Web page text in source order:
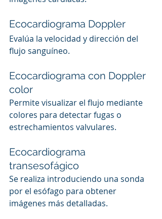
Ecocardiograma Doppler
Evalúa la velocidad y dirección del
flujo sanguíneo.
Ecocardiograma con Doppler
color
Permite visualizar el flujo mediante
colores para detectar fugas o
estrechamientos valvulares.
Ecocardiograma
transesofágico
Se realiza introduciendo una sonda
por el esófago para obtener
imágenes más detalladas.